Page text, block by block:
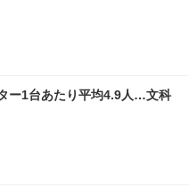
ー1台あたり平均4.9人…文科